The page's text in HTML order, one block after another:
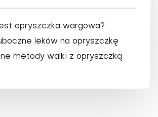
opryszczka wargowa?
leków na opryszczkę
metody walki z opryszczką